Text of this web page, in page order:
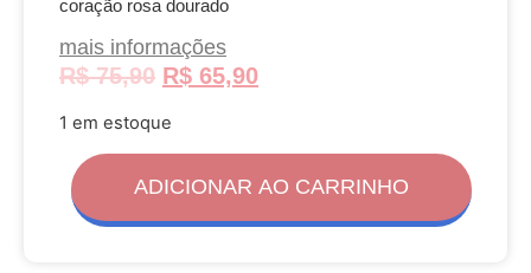
coração rosa dourado
mais informações
R$75,90 R$ 65,90
1 em estoque
ADICIONAR AO CARRINHO